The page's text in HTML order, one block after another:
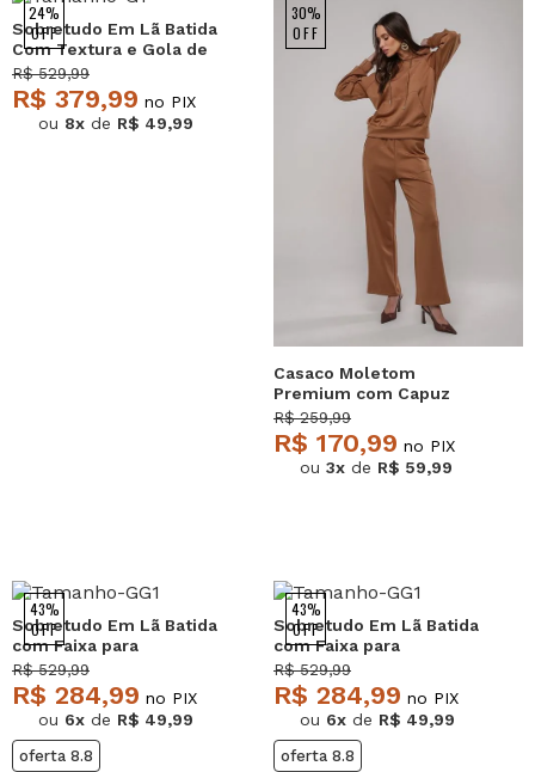
24%
OFF
Sobretudo Em Lã Batida
Com Textura e Gola de
Pelo Removível Bege
Salvatore
R$ 529,99
R$ 379,99 no PIX
ou 8x de R$ 49,99
30%
OFF
Casaco Moletom
Premium com Capuz
Caramelo Salvatore
R$ 259,99
R$ 170,99 no PIX
ou 3x de R$ 59,99
43%
OFF
Sobretudo Em Lã Batida
com Faixa para
Amarração Vinho
Salvatore
R$ 529,99
R$ 284,99 no PIX
ou 6x de R$ 49,99
oferta 8.8
43%
OFF
Sobretudo Em Lã Batida
com Faixa para
Amarração Preto
Salvatore
R$ 529,99
R$ 284,99 no PIX
ou 6x de R$ 49,99
oferta 8.8